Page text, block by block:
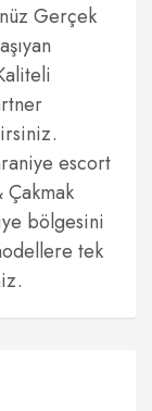
Gerçek
escort
bölgesini
tek